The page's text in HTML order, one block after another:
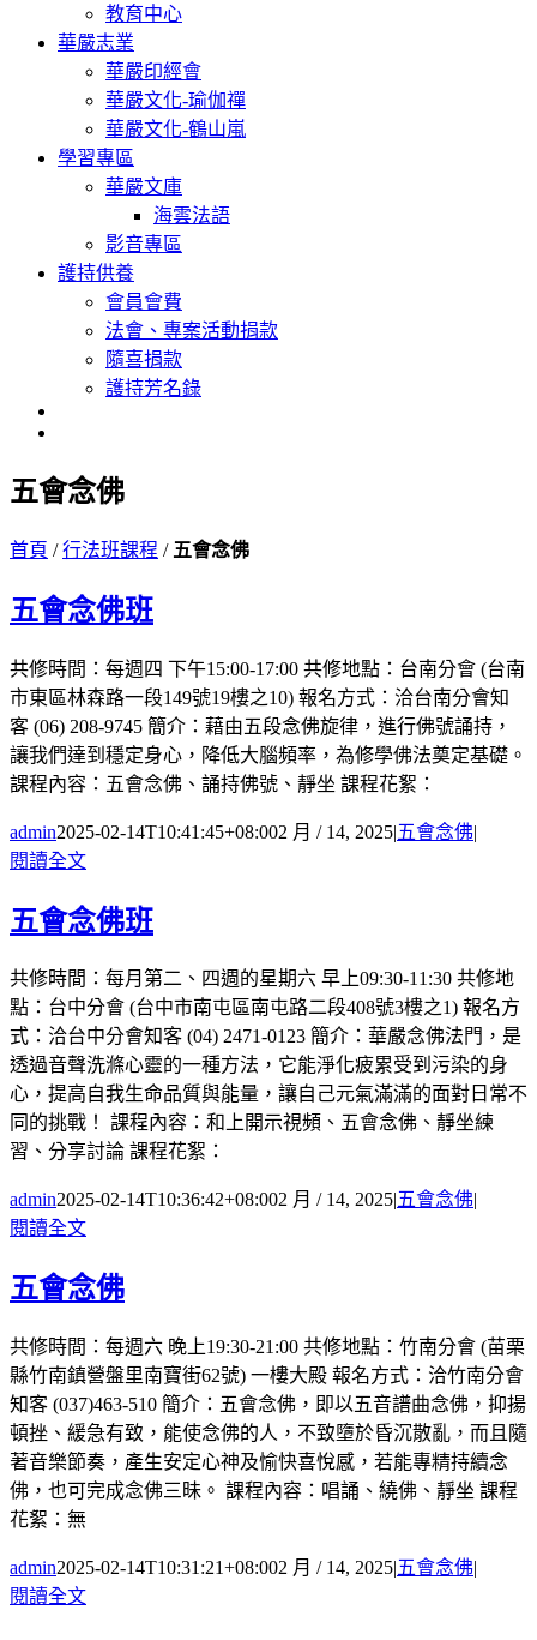
教育中心
華嚴志業
華嚴印經會
華嚴文化-瑜伽禪
華嚴文化-鶴山嵐
學習專區
華嚴文庫
海雲法語
影音專區
護持供養
會員會費
法會、專案活動捐款
隨喜捐款
護持芳名錄
五會念佛
首頁 /行法班課程 / 五會念佛
五會念佛班
共修時間：每週四 下午15:00-17:00 共修地點：台南分會 (台南
市東區林森路一段149號19樓之10) 報名方式：洽台南分會知
客 (06) 208-9745 簡介：藉由五段念佛旋律，進行佛號誦持，
讓我們達到穩定身心，降低大腦頻率，為修學佛法奠定基礎。
課程內容：五會念佛、誦持佛號、靜坐 課程花絮：
admin2025-02-14T10:41:45+08:002 月 / 14, 2025|五會念佛|
閱讀全文
五會念佛班
共修時間：每月第二、四週的星期六 早上09:30-11:30 共修地
點：台中分會 (台中市南屯區南屯路二段408號3樓之1) 報名方
式：洽台中分會知客 (04) 2471-0123 簡介：華嚴念佛法門，是
透過音聲洗滌心靈的一種方法，它能淨化疲累受到污染的身
心，提高自我生命品質與能量，讓自己元氣滿滿的面對日常不
同的挑戰！ 課程內容：和上開示視頻、五會念佛、靜坐練
習、分享討論 課程花絮：
admin2025-02-14T10:36:42+08:002 月 / 14, 2025|五會念佛|
閱讀全文
五會念佛
共修時間：每週六 晚上19:30-21:00 共修地點：竹南分會 (苗栗
縣竹南鎮營盤里南寶街62號) 一樓大殿 報名方式：洽竹南分會
知客 (037)463-510 簡介：五會念佛，即以五音譜曲念佛，抑揚
頓挫、緩急有致，能使念佛的人，不致墮於昏沉散亂，而且隨
著音樂節奏，產生安定心神及愉快喜悅感，若能專精持續念
佛，也可完成念佛三昧。 課程內容：唱誦、繞佛、靜坐 課程
花絮：無
admin2025-02-14T10:31:21+08:002 月 / 14, 2025|五會念佛|
閱讀全文